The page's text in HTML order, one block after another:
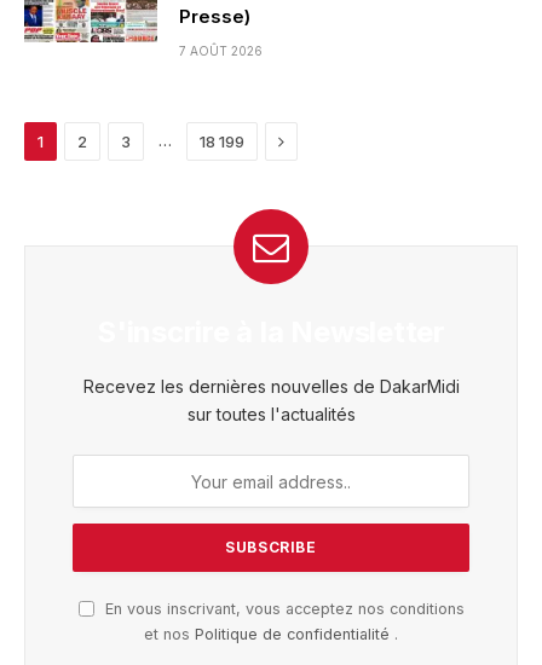
Presse)
7 AOÛT 2026
1 2 3 … 18 199 Next
Recevez les dernières nouvelles de DakarMidi
sur toutes l'actualités
En vous inscrivant, vous acceptez nos conditions
et nos Politique de confidentialité .